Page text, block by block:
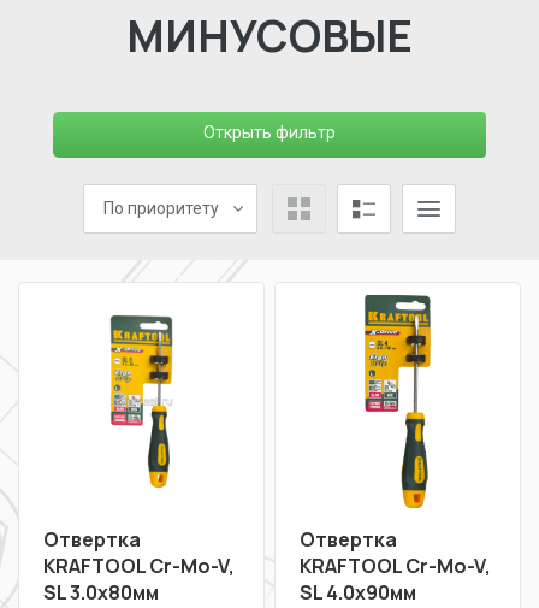
МИНУСОВЫЕ
Открыть фильтр
По приоритету
Отвертка
KRAFTOOL Cr-Mo-V,
SL 3.0х80мм
Отвертка
KRAFTOOL Cr-Mo-V,
SL 4.0х90мм